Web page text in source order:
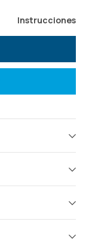
Instrucciones